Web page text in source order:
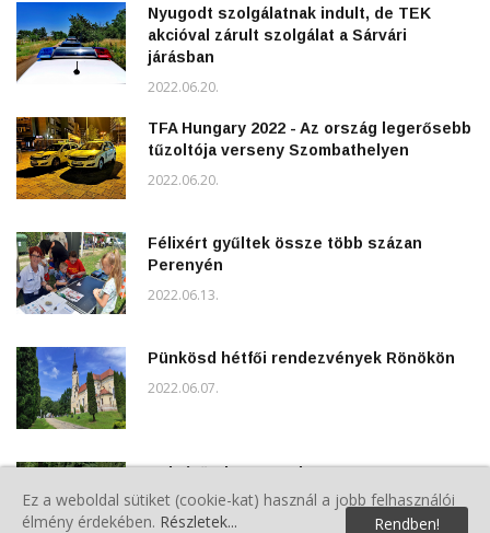
Nyugodt szolgálatnak indult, de TEK
akcióval zárult szolgálat a Sárvári
járásban
2022.06.20.
TFA Hungary 2022 - Az ország legerősebb
tűzoltója verseny Szombathelyen
2022.06.20.
Félixért gyűltek össze több százan
Perenyén
2022.06.13.
Pünkösd hétfői rendezvények Rönökön
2022.06.07.
Polgárőrök a Gyereknapon
2022.06.04.
Ez a weboldal sütiket (cookie-kat) használ a jobb felhasználói
élmény érdekében. Részletek... Rendben!